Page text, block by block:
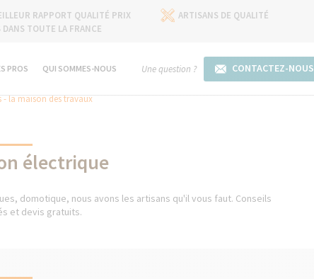
RAPPORT QUALITÉ PRIX
ARTISANS DE QUALITÉ
TOUTE LA FRANCE
PROS QUI SOMMES-NOUS Une question ? CONTACTEZ-NOUS
- la maison des travaux
électrique
domotique, nous avons les artisans qu'il vous faut. Conseils
et devis gratuits.